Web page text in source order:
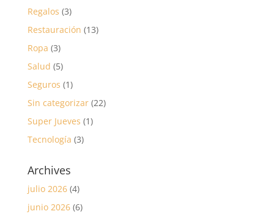
Regalos (3)
Restauración (13)
Ropa (3)
Salud (5)
Seguros (1)
Sin categorizar(22)
Super Jueves (1)
Tecnología (3)
Archives
julio 2026(4)
junio 2026(6)